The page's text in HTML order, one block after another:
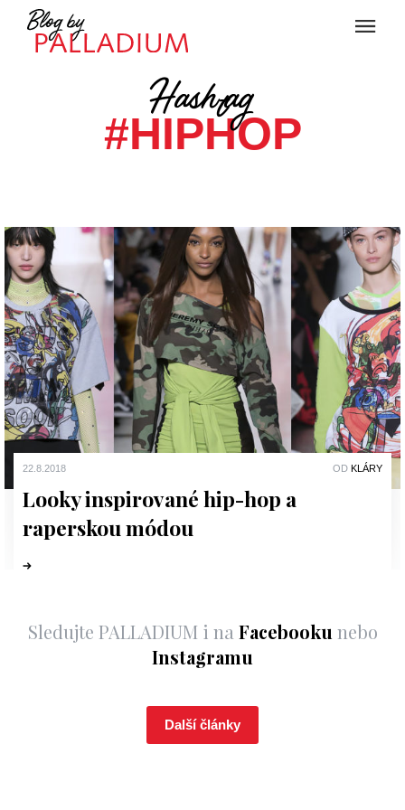
Hashtag
#HIPHOP
22.8.2018 OD KLÁRY
Looky inspirované hip-hop a
raperskou módou
Sledujte PALLADIUM i na Facebooku nebo
Instagramu
Další články